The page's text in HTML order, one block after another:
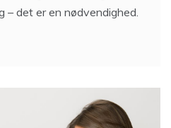
– det er en nødvendighed.